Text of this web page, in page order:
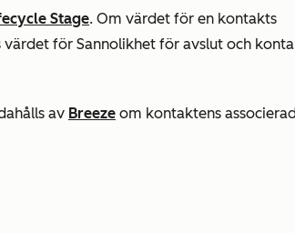
Stage. Om värdet för en kontakts
värdet för Sannolikhet för avslut och
av Breeze om kontaktens